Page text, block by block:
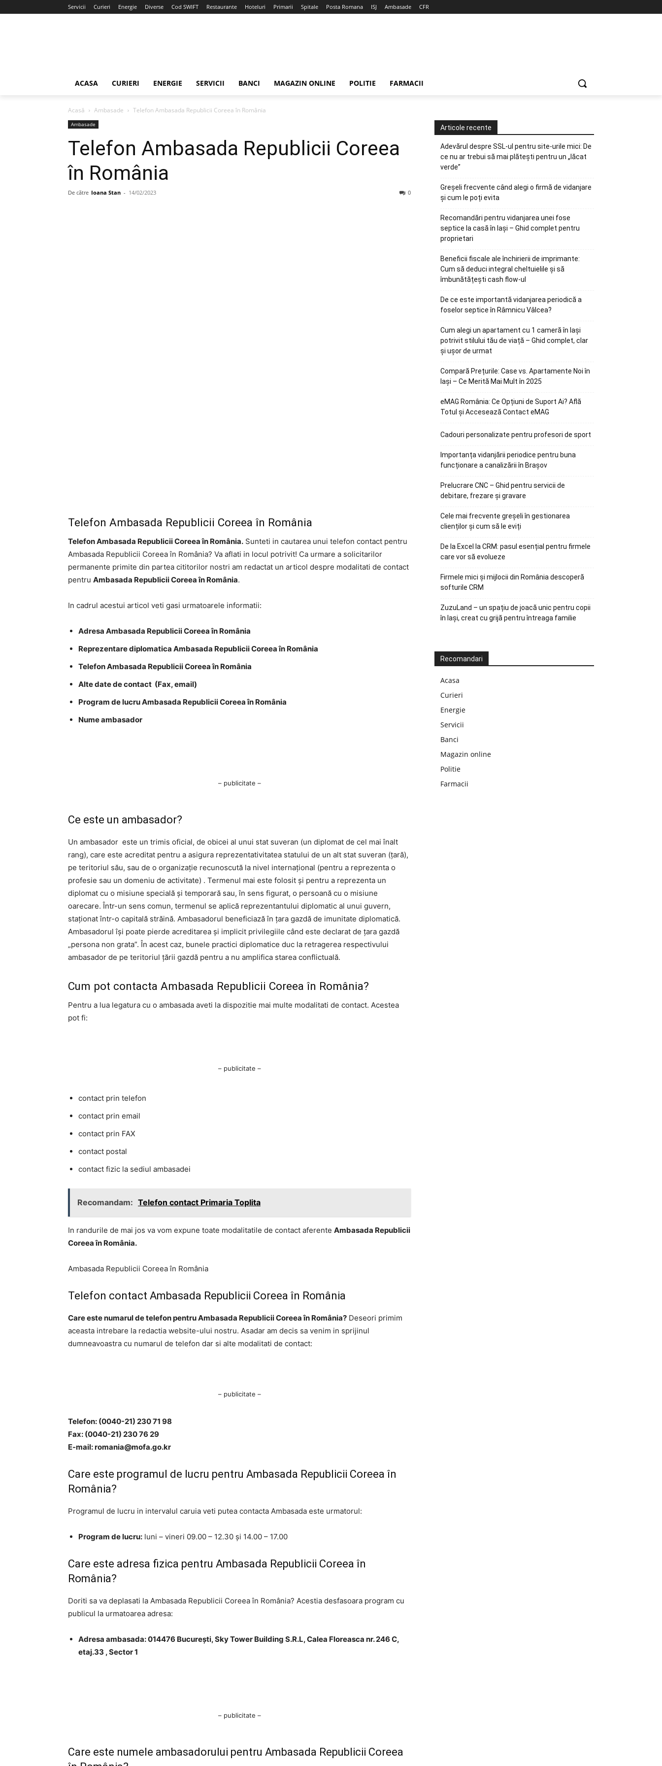
Servicii Curieri Energie Diverse Cod SWIFT Restaurante Hoteluri Primarii Spitale Posta Romana ISJ Ambasade CFR
ACASA CURIERI ENERGIE SERVICII BANCI MAGAZIN ONLINE POLITIE FARMACII
Acasă Ambasade Telefon Ambasada Republicii Coreea în România
Ambasade
Telefon Ambasada Republicii Coreea
în România
De către Ioana Stan - 14/02/2023 0
Telefon Ambasada Republicii Coreea în România
Telefon Ambasada Republicii Coreea în România. Sunteti in cautarea unui telefon contact pentru
Ambasada Republicii Coreea în România? Va aflati in locul potrivit! Ca urmare a solicitarilor
permanente primite din partea cititorilor nostri am redactat un articol despre modalitati de contact
pentru Ambasada Republicii Coreea în România.
In cadrul acestui articol veti gasi urmatoarele informatii:
Adresa Ambasada Republicii Coreea în România
Reprezentare diplomatica Ambasada Republicii Coreea în România
Telefon Ambasada Republicii Coreea în România
Alte date de contact (Fax, email)
Program de lucru Ambasada Republicii Coreea în România
Nume ambasador
– publicitate –
Ce este un ambasador?
Un ambasador este un trimis oficial, de obicei al unui stat suveran (un diplomat de cel mai înalt
rang), care este acreditat pentru a asigura reprezentativitatea statului de un alt stat suveran (țară),
pe teritoriul său, sau de o organizație recunoscută la nivel internațional (pentru a reprezenta o
profesie sau un domeniu de activitate) . Termenul mai este folosit și pentru a reprezenta un
diplomat cu o misiune specială și temporară sau, în sens figurat, o persoană cu o misiune
oarecare. Într-un sens comun, termenul se aplică reprezentantului diplomatic al unui guvern,
staționat într-o capitală străină. Ambasadorul beneficiază în țara gazdă de imunitate diplomatică.
Ambasadorul își poate pierde acreditarea și implicit privilegiile când este declarat de țara gazdă
„persona non grata”. În acest caz, bunele practici diplomatice duc la retragerea respectivului
ambasador de pe teritoriul țării gazdă pentru a nu amplifica starea conflictuală.
Cum pot contacta Ambasada Republicii Coreea în România?
Pentru a lua legatura cu o ambasada aveti la dispozitie mai multe modalitati de contact. Acestea
pot fi:
– publicitate –
contact prin telefon
contact prin email
contact prin FAX
contact postal
contact fizic la sediul ambasadei
Recomandam: Telefon contact Primaria Toplita
In randurile de mai jos va vom expune toate modalitatile de contact aferente Ambasada Republicii
Coreea în România.
Ambasada Republicii Coreea în România
Telefon contact Ambasada Republicii Coreea în România
Care este numarul de telefon pentru Ambasada Republicii Coreea în România? Deseori primim
aceasta intrebare la redactia website-ului nostru. Asadar am decis sa venim in sprijinul
dumneavoastra cu numarul de telefon dar si alte modalitati de contact:
– publicitate –
Telefon: (0040-21) 230 71 98
Fax: (0040-21) 230 76 29
E-mail:romania@mofa.go.kr
Care este programul de lucru pentru Ambasada Republicii Coreea în
România?
Programul de lucru in intervalul caruia veti putea contacta Ambasada este urmatorul:
Program de lucru: luni – vineri 09.00 – 12.30 şi 14.00 – 17.00
Care este adresa fizica pentru Ambasada Republicii Coreea în
România?
Doriti sa va deplasati la Ambasada Republicii Coreea în România? Acestia desfasoara program cu
publicul la urmatoarea adresa:
Adresa ambasada: 014476 Bucureşti, Sky Tower Building S.R.L, Calea Floreasca nr. 246 C,
etaj.33 , Sector 1
– publicitate –
Care este numele ambasadorului pentru Ambasada Republicii Coreea
Articole recente
Adevărul despre SSL-ul pentru site-urile mici: De
ce nu ar trebui să mai plătești pentru un „lăcat
verde”
Greșeli frecvente când alegi o firmă de vidanjare
și cum le poți evita
Recomandări pentru vidanjarea unei fose
septice la casă în Iași – Ghid complet pentru
proprietari
Beneficii fiscale ale închirierii de imprimante:
Cum să deduci integral cheltuielile și să
îmbunătățești cash flow-ul
De ce este importantă vidanjarea periodică a
foselor septice în Râmnicu Vâlcea?
Cum alegi un apartament cu 1 cameră în Iași
potrivit stilului tău de viață – Ghid complet, clar
și ușor de urmat
Compară Prețurile: Case vs. Apartamente Noi în
Iași – Ce Merită Mai Mult în 2025
eMAG România: Ce Opțiuni de Suport Ai? Află
Totul și Accesează Contact eMAG
Cadouri personalizate pentru profesori de sport
Importanța vidanjării periodice pentru buna
funcționare a canalizării în Brașov
Prelucrare CNC – Ghid pentru servicii de
debitare, frezare și gravare
Cele mai frecvente greșeli în gestionarea
clienților și cum să le eviți
De la Excel la CRM: pasul esențial pentru firmele
care vor să evolueze
Firmele mici și mijlocii din România descoperă
softurile CRM
ZuzuLand – un spațiu de joacă unic pentru copii
în Iași, creat cu grijă pentru întreaga familie
Recomandari
Acasa
Curieri
Energie
Servicii
Banci
Magazin online
Politie
Farmacii